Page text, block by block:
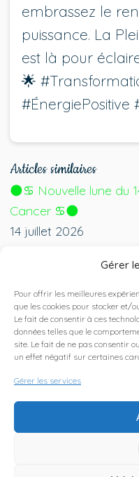
Gérer
Pour offrir les meilleures
que les cookies pour stocker et/
Le fait de consentir à ces
données telles que le
site. Le fait de ne pas consentir
un effet négatif sur certaines
Gérer les services
embrassez le
puissance. La
est là pour
🌟
#ÉnergiePositive
Articles similaires
🌑♋ Nouvelle lune du
Cancer ♋🌑
14 juillet 2026
Bien Être à votre
15 juin 2026
🌸💖 Offrez le bien-
des mères 💖🌸
15 mai 2026
🌕 Pleine Lune du 28
🌸 Équinoxe de
: Renouveau et Éveil